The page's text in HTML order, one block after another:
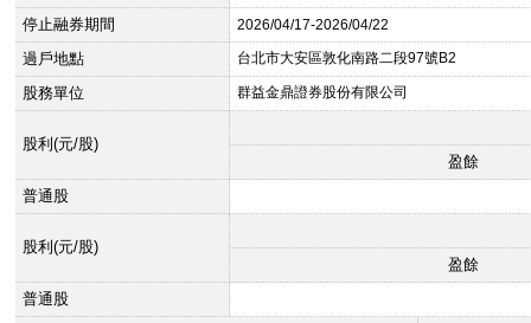
停止融券期間 2026/04/17-2026/04/22
過戶地點 台北市大安區敦化南路二段97號B2
股務單位 群益金鼎證券股份有限公司
股利(元/股)
盈餘
普通股
股利(元/股)
盈餘
普通股